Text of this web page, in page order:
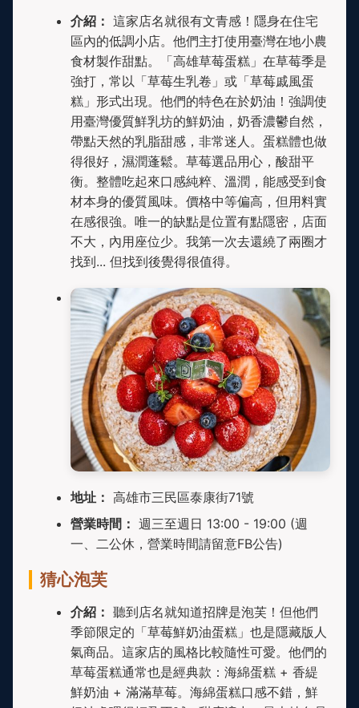
介紹： 這家店名就很有文青感！隱身在住宅
區內的低調小店。他們主打使用臺灣在地小農
食材製作甜點。「高雄草莓蛋糕」在草莓季是
強打，常以「草莓生乳卷」或「草莓戚風蛋
糕」形式出現。他們的特色在於奶油！強調使
用臺灣優質鮮乳坊的鮮奶油，奶香濃鬱自然，
帶點天然的乳脂甜感，非常迷人。蛋糕體也做
得很好，濕潤蓬鬆。草莓選品用心，酸甜平
衡。整體吃起來口感純粹、溫潤，能感受到食
材本身的優質風味。價格中等偏高，但用料實
在感很強。唯一的缺點是位置有點隱密，店面
不大，內用座位少。我第一次去還繞了兩圈才
找到... 但找到後覺得很值得。
地址： 高雄市三民區泰康街71號
營業時間： 週三至週日 13:00 - 19:00 (週
一、二公休，營業時間請留意FB公告)
猜心泡芙
介紹： 聽到店名就知道招牌是泡芙！但他們
季節限定的「草莓鮮奶油蛋糕」也是隱藏版人
氣商品。這家店的風格比較隨性可愛。他們的
草莓蛋糕通常也是經典款：海綿蛋糕 + 香緹
鮮奶油 + 滿滿草莓。海綿蛋糕口感不錯，鮮